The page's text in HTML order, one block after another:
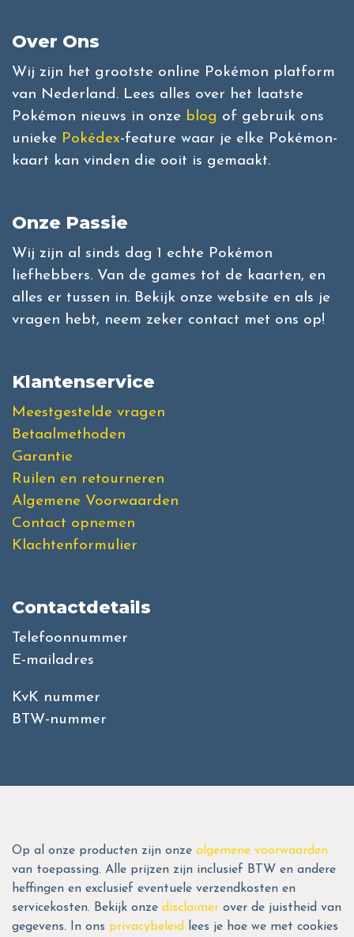
Over Ons
Wij zijn het grootste online Pokémon platform
van Nederland. Lees alles over het laatste
Pokémon nieuws in onze blog of gebruik ons
unieke Pokédex-feature waar je elke Pokémon-
kaart kan vinden die ooit is gemaakt.
Onze Passie
Wij zijn al sinds dag 1 echte Pokémon
liefhebbers. Van de games tot de kaarten, en
alles er tussen in. Bekijk onze website en als je
vragen hebt, neem zeker contact met ons op!
Klantenservice
Meestgestelde vragen
Betaalmethoden
Garantie
Ruilen en retourneren
Algemene Voorwaarden
Contact opnemen
Klachtenformulier
Contactdetails
Telefoonnummer
E-mailadres
KvK nummer
BTW-nummer
Op al onze producten zijn onze algemene voorwaarden
van toepassing. Alle prijzen zijn inclusief BTW en andere
heffingen en exclusief eventuele verzendkosten en
servicekosten. Bekijk onze disclaimer over de juistheid van
gegevens. In ons privacybeleid lees je hoe we met cookies